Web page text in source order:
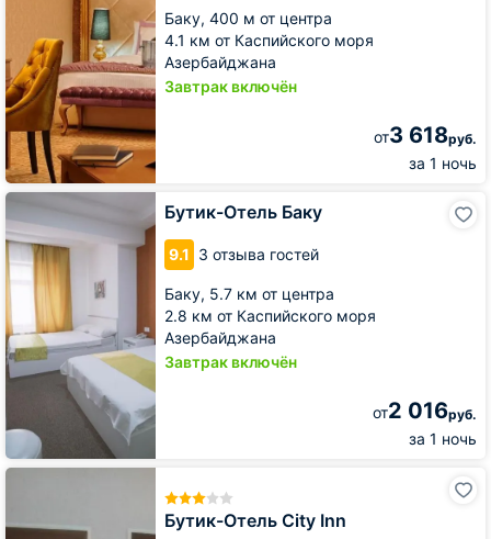
Баку, 400 м от центра
4.1 км от Каспийского моря
Азербайджана
Завтрак включён
от3 618руб.
за 1 ночь
Бутик-Отель Баку
9.1 3 отзыва гостей
Баку, 5.7 км от центра
2.8 км от Каспийского моря
Азербайджана
Завтрак включён
от2 016руб.
за 1 ночь
Бутик-
Отель
Баку
Бутик-Отель City Inn
Бутик-